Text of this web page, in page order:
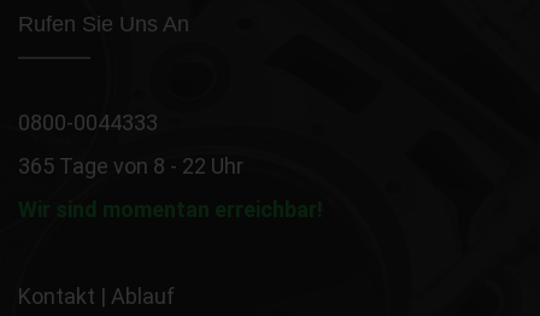
Rufen Sie Uns An
0800-0044333
365 Tage von 8 - 22 Uhr
Wir sind momentan erreichbar!
Kontakt | Ablauf